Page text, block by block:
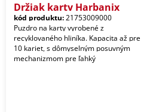
Držiak karty Harbanix
kód produktu:21753009000
Puzdro na karty vyrobené z
recyklovaného hliníka. Kapacita až pre
10 kariet, s dômyselným posuvným
mechanizmom pre ľahký